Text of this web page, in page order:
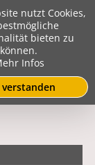
nutzt Cookies,
bieten zu
können.
Infos
verstanden